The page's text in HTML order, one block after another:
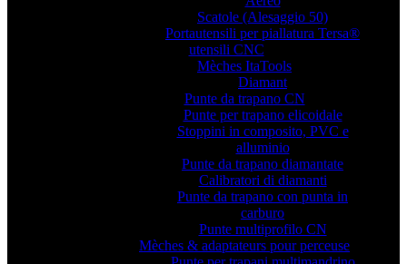
Scatole (Alesaggio 50)
Portautensili per piallatura Tersa®
utensili CNC
Mèches ItaTools
Diamant
Punte da trapano CN
Punte per trapano elicoidale
Stoppini in composito, PVC e
alluminio
Punte da trapano diamantate
Calibratori di diamanti
Punte da trapano con punta in
carburo
Punte multiprofilo CN
Mèches & adaptateurs pour perceuse